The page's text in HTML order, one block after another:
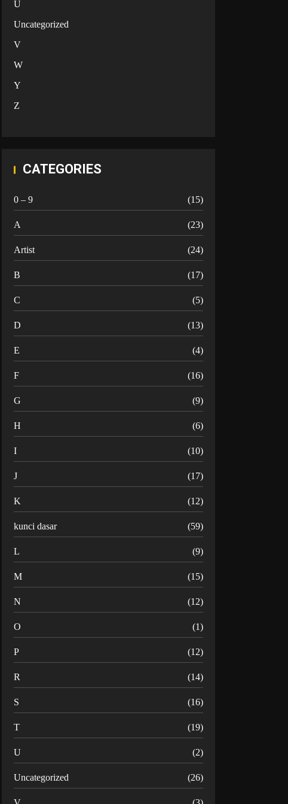
U
Uncategorized
V
W
Y
Z
CATEGORIES
0 – 9 (15)
A (23)
Artist (24)
B (17)
C (5)
D (13)
E (4)
F (16)
G (9)
H (6)
I (10)
J (17)
K (12)
kunci dasar (59)
L (9)
M (15)
N (12)
O (1)
P (12)
R (14)
S (16)
T (19)
U (2)
Uncategorized (26)